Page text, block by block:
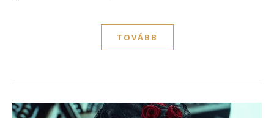
TOVÁBB